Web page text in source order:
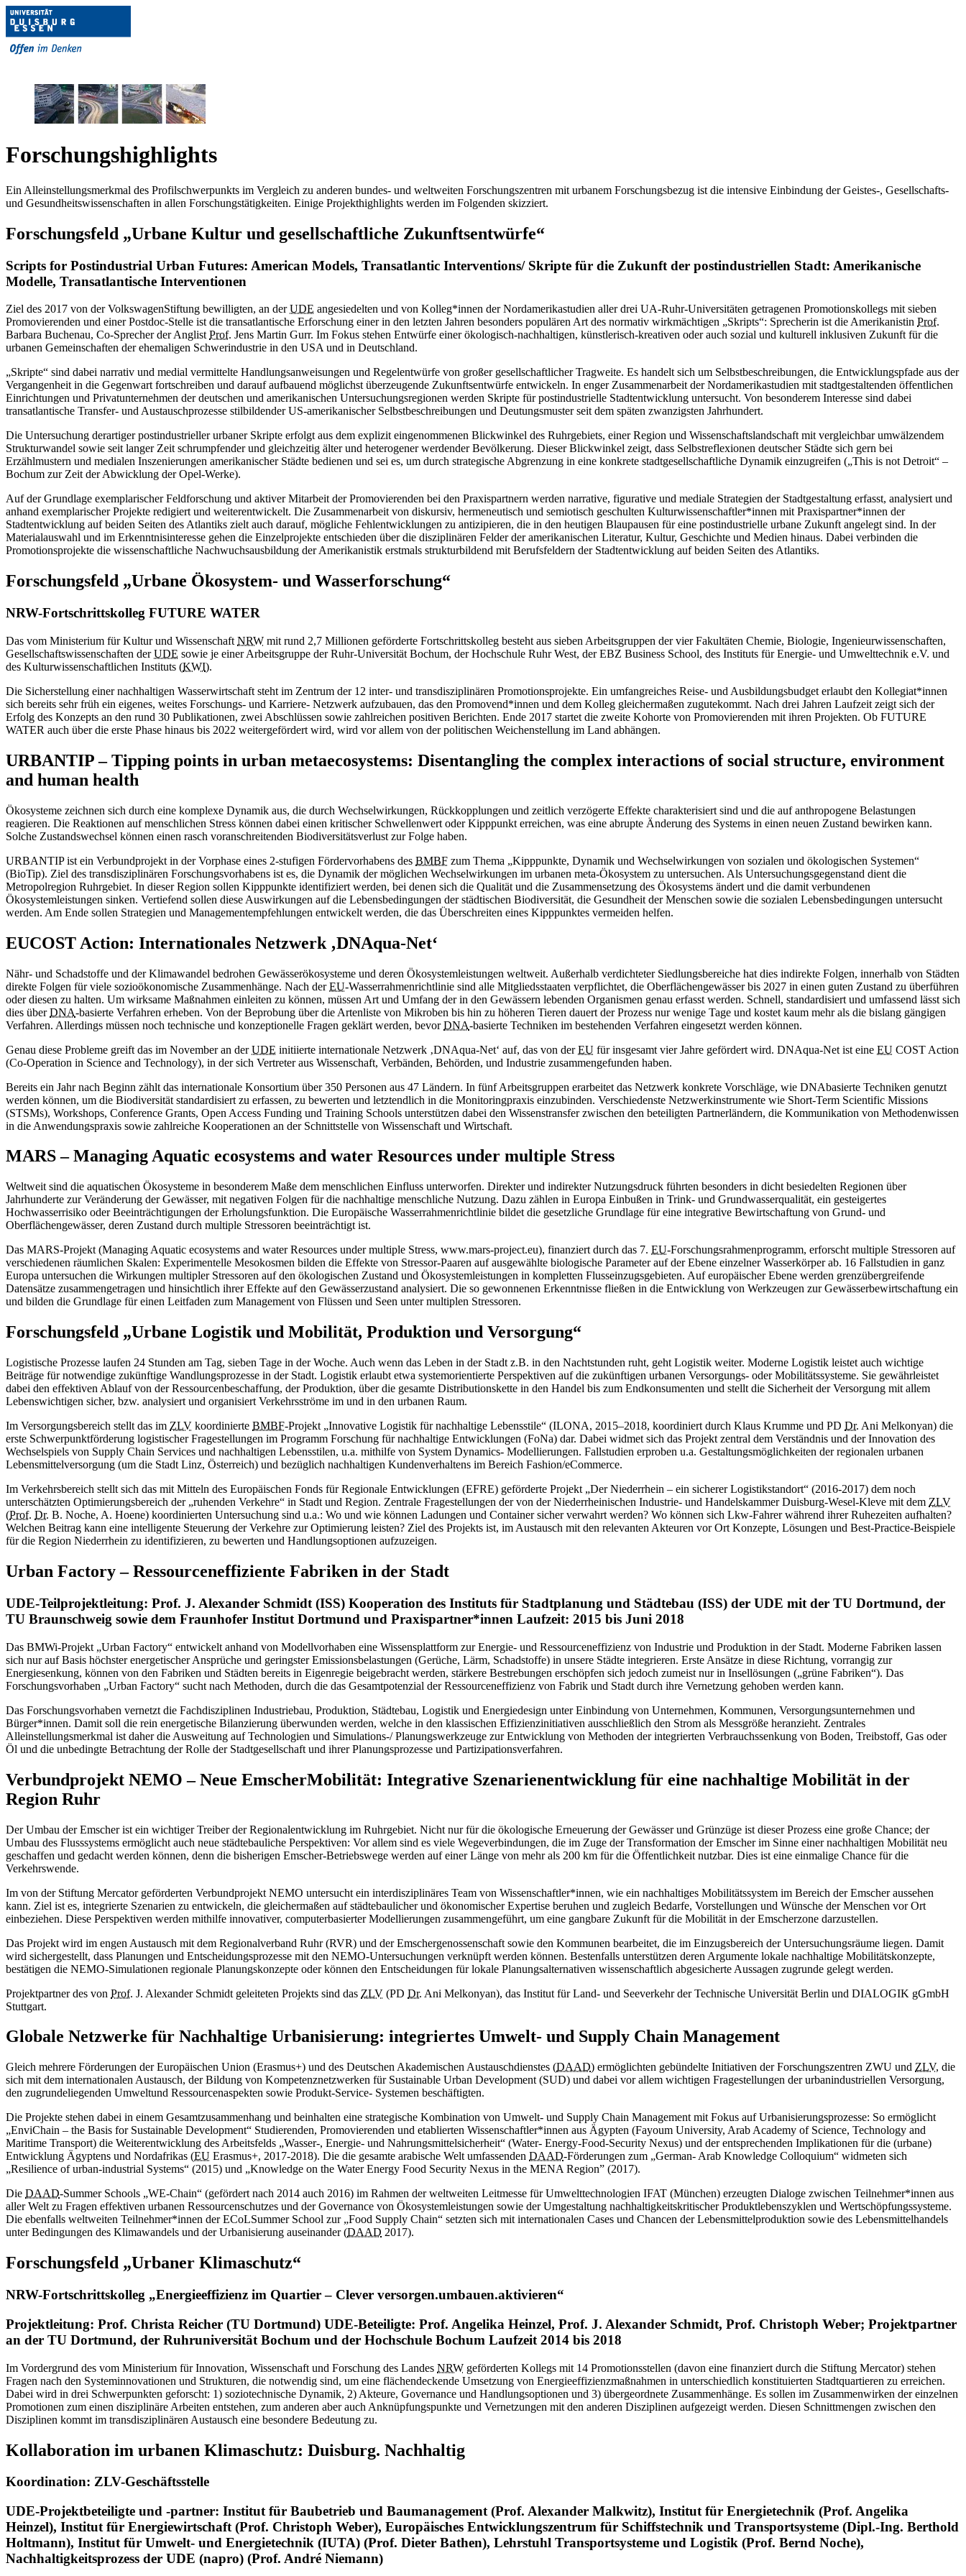
Forschungshighlights
Ein Alleinstellungsmerkmal des Profilschwerpunkts im Vergleich zu anderen bundes- und weltweiten Forschungszentren mit urbanem Forschungsbezug ist die intensive Einbindung der Geistes-, Gesellschafts-
und Gesundheitswissenschaften in allen Forschungstätigkeiten. Einige Projekthighlights werden im Folgenden skizziert.
Forschungsfeld „Urbane Kultur und gesellschaftliche Zukunftsentwürfe“
Scripts for Postindustrial Urban Futures: American Models, Transatlantic Interventions/ Skripte für die Zukunft der postindustriellen Stadt: Amerikanische
Modelle, Transatlantische Interventionen
Ziel des 2017 von der VolkswagenStiftung bewilligten, an derUDE angesiedelten und von Kolleg*innen der Nordamerikastudien aller drei UA-Ruhr-Universitäten getragenen Promotionskollegs mit sieben
Promovierenden und einer Postdoc-Stelle ist die transatlantische Erforschung einer in den letzten Jahren besonders populären Art des normativ wirkmächtigen „Skripts“: Sprecherin ist die Amerikanistin Prof.
Barbara Buchenau, Co-Sprecher der AnglistProf. Jens Martin Gurr. Im Fokus stehen Entwürfe einer ökologisch-nachhaltigen, künstlerisch-kreativen oder auch sozial und kulturell inklusiven Zukunft für die
urbanen Gemeinschaften der ehemaligen Schwerindustrie in den USA und in Deutschland.
„Skripte“ sind dabei narrativ und medial vermittelte Handlungsanweisungen und Regelentwürfe von großer gesellschaftlicher Tragweite. Es handelt sich um Selbstbeschreibungen, die Entwicklungspfade aus der
Vergangenheit in die Gegenwart fortschreiben und darauf aufbauend möglichst überzeugende Zukunftsentwürfe entwickeln. In enger Zusammenarbeit der Nordamerikastudien mit stadtgestaltenden öffentlichen
Einrichtungen und Privatunternehmen der deutschen und amerikanischen Untersuchungsregionen werden Skripte für postindustrielle Stadtentwicklung untersucht. Von besonderem Interesse sind dabei
transatlantische Transfer- und Austauschprozesse stilbildender US-amerikanischer Selbstbeschreibungen und Deutungsmuster seit dem späten zwanzigsten Jahrhundert.
Die Untersuchung derartiger postindustrieller urbaner Skripte erfolgt aus dem explizit eingenommenen Blickwinkel des Ruhrgebiets, einer Region und Wissenschaftslandschaft mit vergleichbar umwälzendem
Strukturwandel sowie seit langer Zeit schrumpfender und gleichzeitig älter und heterogener werdender Bevölkerung. Dieser Blickwinkel zeigt, dass Selbstreflexionen deutscher Städte sich gern bei
Erzählmustern und medialen Inszenierungen amerikanischer Städte bedienen und sei es, um durch strategische Abgrenzung in eine konkrete stadtgesellschaftliche Dynamik einzugreifen („This is not Detroit“ –
Bochum zur Zeit der Abwicklung der Opel-Werke).
Auf der Grundlage exemplarischer Feldforschung und aktiver Mitarbeit der Promovierenden bei den Praxispartnern werden narrative, figurative und mediale Strategien der Stadtgestaltung erfasst, analysiert und
anhand exemplarischer Projekte redigiert und weiterentwickelt. Die Zusammenarbeit von diskursiv, hermeneutisch und semiotisch geschulten Kulturwissenschaftler*innen mit Praxispartner*innen der
Stadtentwicklung auf beiden Seiten des Atlantiks zielt auch darauf, mögliche Fehlentwicklungen zu antizipieren, die in den heutigen Blaupausen für eine postindustrielle urbane Zukunft angelegt sind. In der
Materialauswahl und im Erkenntnisinteresse gehen die Einzelprojekte entschieden über die disziplinären Felder der amerikanischen Literatur, Kultur, Geschichte und Medien hinaus. Dabei verbinden die
Promotionsprojekte die wissenschaftliche Nachwuchsausbildung der Amerikanistik erstmals strukturbildend mit Berufsfeldern der Stadtentwicklung auf beiden Seiten des Atlantiks.
Forschungsfeld „Urbane Ökosystem- und Wasserforschung“
NRW-Fortschrittskolleg FUTURE WATER
Das vom Ministerium für Kultur und Wissenschaft NRW mit rund 2,7 Millionen geförderte Fortschrittskolleg besteht aus sieben Arbeitsgruppen der vier Fakultäten Chemie, Biologie, Ingenieurwissenschaften,
Gesellschaftswissenschaften derUDE sowie je einer Arbeitsgruppe der Ruhr-Universität Bochum, der Hochschule Ruhr West, der EBZ Business School, des Instituts für Energie- und Umwelttechnik e.V. und
des Kulturwissenschaftlichen Instituts (KWI).
Die Sicherstellung einer nachhaltigen Wasserwirtschaft steht im Zentrum der 12 inter- und transdisziplinären Promotionsprojekte. Ein umfangreiches Reise- und Ausbildungsbudget erlaubt den Kollegiat*innen
sich bereits sehr früh ein eigenes, weites Forschungs- und Karriere- Netzwerk aufzubauen, das den Promovend*innen und dem Kolleg gleichermaßen zugutekommt. Nach drei Jahren Laufzeit zeigt sich der
Erfolg des Konzepts an den rund 30 Publikationen, zwei Abschlüssen sowie zahlreichen positiven Berichten. Ende 2017 startet die zweite Kohorte von Promovierenden mit ihren Projekten. Ob FUTURE
WATER auch über die erste Phase hinaus bis 2022 weitergefördert wird, wird vor allem von der politischen Weichenstellung im Land abhängen.
URBANTIP – Tipping points in urban metaecosystems: Disentangling the complex interactions of social structure, environment
and human health
Ökosysteme zeichnen sich durch eine komplexe Dynamik aus, die durch Wechselwirkungen, Rückkopplungen und zeitlich verzögerte Effekte charakterisiert sind und die auf anthropogene Belastungen
reagieren. Die Reaktionen auf menschlichen Stress können dabei einen kritischer Schwellenwert oder Kipppunkt erreichen, was eine abrupte Änderung des Systems in einen neuen Zustand bewirken kann.
Solche Zustandswechsel können einen rasch voranschreitenden Biodiversitätsverlust zur Folge haben.
URBANTIP ist ein Verbundprojekt in der Vorphase eines 2-stufigen Fördervorhabens des BMBF zum Thema „Kipppunkte, Dynamik und Wechselwirkungen von sozialen und ökologischen Systemen“
(BioTip). Ziel des transdisziplinären Forschungsvorhabens ist es, die Dynamik der möglichen Wechselwirkungen im urbanen meta-Ökosystem zu untersuchen. Als Untersuchungsgegenstand dient die
Metropolregion Ruhrgebiet. In dieser Region sollen Kipppunkte identifiziert werden, bei denen sich die Qualität und die Zusammensetzung des Ökosystems ändert und die damit verbundenen
Ökosystemleistungen sinken. Vertiefend sollen diese Auswirkungen auf die Lebensbedingungen der städtischen Biodiversität, die Gesundheit der Menschen sowie die sozialen Lebensbedingungen untersucht
werden. Am Ende sollen Strategien und Managementempfehlungen entwickelt werden, die das Überschreiten eines Kipppunktes vermeiden helfen.
EUCOST Action: Internationales Netzwerk ‚DNAqua-Net‘
Nähr- und Schadstoffe und der Klimawandel bedrohen Gewässerökosysteme und deren Ökosystemleistungen weltweit. Außerhalb verdichteter Siedlungsbereiche hat dies indirekte Folgen, innerhalb von Städten
direkte Folgen für viele sozioökonomische Zusammenhänge. Nach derEU-Wasserrahmenrichtlinie sind alle Mitgliedsstaaten verpflichtet, die Oberflächengewässer bis 2027 in einen guten Zustand zu überführen
oder diesen zu halten. Um wirksame Maßnahmen einleiten zu können, müssen Art und Umfang der in den Gewässern lebenden Organismen genau erfasst werden. Schnell, standardisiert und umfassend lässt sich
dies überDNA-basierte Verfahren erheben. Von der Beprobung über die Artenliste von Mikroben bis hin zu höheren Tieren dauert der Prozess nur wenige Tage und kostet kaum mehr als die bislang gängigen
Verfahren. Allerdings müssen noch technische und konzeptionelle Fragen geklärt werden, bevorDNA-basierte Techniken im bestehenden Verfahren eingesetzt werden können.
Genau diese Probleme greift das im November an derUDE initiierte internationale Netzwerk ‚DNAqua-Net‘ auf, das von derEU für insgesamt vier Jahre gefördert wird. DNAqua-Net ist eine EU COST Action
(Co-Operation in Science and Technology), in der sich Vertreter aus Wissenschaft, Verbänden, Behörden, und Industrie zusammengefunden haben.
Bereits ein Jahr nach Beginn zählt das internationale Konsortium über 350 Personen aus 47 Ländern. In fünf Arbeitsgruppen erarbeitet das Netzwerk konkrete Vorschläge, wie DNAbasierte Techniken genutzt
werden können, um die Biodiversität standardisiert zu erfassen, zu bewerten und letztendlich in die Monitoringpraxis einzubinden. Verschiedenste Netzwerkinstrumente wie Short-Term Scientific Missions
(STSMs), Workshops, Conference Grants, Open Access Funding und Training Schools unterstützen dabei den Wissenstransfer zwischen den beteiligten Partnerländern, die Kommunikation von Methodenwissen
in die Anwendungspraxis sowie zahlreiche Kooperationen an der Schnittstelle von Wissenschaft und Wirtschaft.
MARS – Managing Aquatic ecosystems and water Resources under multiple Stress
Weltweit sind die aquatischen Ökosysteme in besonderem Maße dem menschlichen Einfluss unterworfen. Direkter und indirekter Nutzungsdruck führten besonders in dicht besiedelten Regionen über
Jahrhunderte zur Veränderung der Gewässer, mit negativen Folgen für die nachhaltige menschliche Nutzung. Dazu zählen in Europa Einbußen in Trink- und Grundwasserqualität, ein gesteigertes
Hochwasserrisiko oder Beeinträchtigungen der Erholungsfunktion. Die Europäische Wasserrahmenrichtlinie bildet die gesetzliche Grundlage für eine integrative Bewirtschaftung von Grund- und
Oberflächengewässer, deren Zustand durch multiple Stressoren beeinträchtigt ist.
Das MARS-Projekt (Managing Aquatic ecosystems and water Resources under multiple Stress, www.mars-project.eu), finanziert durch das 7. EU-Forschungsrahmenprogramm, erforscht multiple Stressoren auf
verschiedenen räumlichen Skalen: Experimentelle Mesokosmen bilden die Effekte von Stressor-Paaren auf ausgewählte biologische Parameter auf der Ebene einzelner Wasserkörper ab. 16 Fallstudien in ganz
Europa untersuchen die Wirkungen multipler Stressoren auf den ökologischen Zustand und Ökosystemleistungen in kompletten Flusseinzugsgebieten. Auf europäischer Ebene werden grenzübergreifende
Datensätze zusammengetragen und hinsichtlich ihrer Effekte auf den Gewässerzustand analysiert. Die so gewonnenen Erkenntnisse fließen in die Entwicklung von Werkzeugen zur Gewässerbewirtschaftung ein
und bilden die Grundlage für einen Leitfaden zum Management von Flüssen und Seen unter multiplen Stressoren.
Forschungsfeld „Urbane Logistik und Mobilität, Produktion und Versorgung“
Logistische Prozesse laufen 24 Stunden am Tag, sieben Tage in der Woche. Auch wenn das Leben in der Stadt z.B. in den Nachtstunden ruht, geht Logistik weiter. Moderne Logistik leistet auch wichtige
Beiträge für notwendige zukünftige Wandlungsprozesse in der Stadt. Logistik erlaubt etwa systemorientierte Perspektiven auf die zukünftigen urbanen Versorgungs- oder Mobilitätssysteme. Sie gewährleistet
dabei den effektiven Ablauf von der Ressourcenbeschaffung, der Produktion, über die gesamte Distributionskette in den Handel bis zum Endkonsumenten und stellt die Sicherheit der Versorgung mit allem
Lebenswichtigen sicher, bzw. analysiert und organisiert Verkehrsströme im und in den urbanen Raum.
Im Versorgungsbereich stellt das im ZLV koordinierte BMBF-Projekt „Innovative Logistik für nachhaltige Lebensstile“ (ILONA, 2015–2018, koordiniert durch Klaus Krumme und PD Dr. Ani Melkonyan) die
erste Schwerpunktförderung logistischer Fragestellungen im Programm Forschung für nachhaltige Entwicklungen (FoNa) dar. Dabei widmet sich das Projekt zentral dem Verständnis und der Innovation des
Wechselspiels von Supply Chain Services und nachhaltigen Lebensstilen, u.a. mithilfe von System Dynamics- Modellierungen. Fallstudien erproben u.a. Gestaltungsmöglichkeiten der regionalen urbanen
Lebensmittelversorgung (um die Stadt Linz, Österreich) und bezüglich nachhaltigen Kundenverhaltens im Bereich Fashion/eCommerce.
Im Verkehrsbereich stellt sich das mit Mitteln des Europäischen Fonds für Regionale Entwicklungen (EFRE) geförderte Projekt „Der Niederrhein – ein sicherer Logistikstandort“ (2016-2017) dem noch
unterschätzten Optimierungsbereich der „ruhenden Verkehre“ in Stadt und Region. Zentrale Fragestellungen der von der Niederrheinischen Industrie- und Handelskammer Duisburg-Wesel-Kleve mit dem ZLV
(Prof. Dr. B. Noche, A. Hoene) koordinierten Untersuchung sind u.a.: Wo und wie können Ladungen und Container sicher verwahrt werden? Wo können sich Lkw-Fahrer während ihrer Ruhezeiten aufhalten?
Welchen Beitrag kann eine intelligente Steuerung der Verkehre zur Optimierung leisten? Ziel des Projekts ist, im Austausch mit den relevanten Akteuren vor Ort Konzepte, Lösungen und Best-Practice-Beispiele
für die Region Niederrhein zu identifizieren, zu bewerten und Handlungsoptionen aufzuzeigen.
Urban Factory – Ressourceneffiziente Fabriken in der Stadt
UDE-Teilprojektleitung: Prof. J. Alexander Schmidt (ISS) Kooperation des Instituts für Stadtplanung und Städtebau (ISS) der UDE mit der TU Dortmund, der
TU Braunschweig sowie dem Fraunhofer Institut Dortmund und Praxispartner*innen Laufzeit: 2015 bis Juni 2018
Das BMWi-Projekt „Urban Factory“ entwickelt anhand von Modellvorhaben eine Wissensplattform zur Energie- und Ressourceneffizienz von Industrie und Produktion in der Stadt. Moderne Fabriken lassen
sich nur auf Basis höchster energetischer Ansprüche und geringster Emissionsbelastungen (Gerüche, Lärm, Schadstoffe) in unsere Städte integrieren. Erste Ansätze in diese Richtung, vorrangig zur
Energiesenkung, können von den Fabriken und Städten bereits in Eigenregie beigebracht werden, stärkere Bestrebungen erschöpfen sich jedoch zumeist nur in Insellösungen („grüne Fabriken“). Das
Forschungsvorhaben „Urban Factory“ sucht nach Methoden, durch die das Gesamtpotenzial der Ressourceneffizienz von Fabrik und Stadt durch ihre Vernetzung gehoben werden kann.
Das Forschungsvorhaben vernetzt die Fachdisziplinen Industriebau, Produktion, Städtebau, Logistik und Energiedesign unter Einbindung von Unternehmen, Kommunen, Versorgungsunternehmen und
Bürger*innen. Damit soll die rein energetische Bilanzierung überwunden werden, welche in den klassischen Effizienzinitiativen ausschließlich den Strom als Messgröße heranzieht. Zentrales
Alleinstellungsmerkmal ist daher die Ausweitung auf Technologien und Simulations-/ Planungswerkzeuge zur Entwicklung von Methoden der integrierten Verbrauchssenkung von Boden, Treibstoff, Gas oder
Öl und die unbedingte Betrachtung der Rolle der Stadtgesellschaft und ihrer Planungsprozesse und Partizipationsverfahren.
Verbundprojekt NEMO – Neue EmscherMobilität: Integrative Szenarienentwicklung für eine nachhaltige Mobilität in der
Region Ruhr
Der Umbau der Emscher ist ein wichtiger Treiber der Regionalentwicklung im Ruhrgebiet. Nicht nur für die ökologische Erneuerung der Gewässer und Grünzüge ist dieser Prozess eine große Chance; der
Umbau des Flusssystems ermöglicht auch neue städtebauliche Perspektiven: Vor allem sind es viele Wegeverbindungen, die im Zuge der Transformation der Emscher im Sinne einer nachhaltigen Mobilität neu
geschaffen und gedacht werden können, denn die bisherigen Emscher-Betriebswege werden auf einer Länge von mehr als 200 km für die Öffentlichkeit nutzbar. Dies ist eine einmalige Chance für die
Verkehrswende.
Im von der Stiftung Mercator geförderten Verbundprojekt NEMO untersucht ein interdisziplinäres Team von Wissenschaftler*innen, wie ein nachhaltiges Mobilitätssystem im Bereich der Emscher aussehen
kann. Ziel ist es, integrierte Szenarien zu entwickeln, die gleichermaßen auf städtebaulicher und ökonomischer Expertise beruhen und zugleich Bedarfe, Vorstellungen und Wünsche der Menschen vor Ort
einbeziehen. Diese Perspektiven werden mithilfe innovativer, computerbasierter Modellierungen zusammengeführt, um eine gangbare Zukunft für die Mobilität in der Emscherzone darzustellen.
Das Projekt wird im engen Austausch mit dem Regionalverband Ruhr (RVR) und der Emschergenossenschaft sowie den Kommunen bearbeitet, die im Einzugsbereich der Untersuchungsräume liegen. Damit
wird sichergestellt, dass Planungen und Entscheidungsprozesse mit den NEMO-Untersuchungen verknüpft werden können. Bestenfalls unterstützen deren Argumente lokale nachhaltige Mobilitätskonzepte,
bestätigen die NEMO-Simulationen regionale Planungskonzepte oder können den Entscheidungen für lokale Planungsalternativen wissenschaftlich abgesicherte Aussagen zugrunde gelegt werden.
Projektpartner des von Prof. J. Alexander Schmidt geleiteten Projekts sind das ZLV (PD Dr. Ani Melkonyan), das Institut für Land- und Seeverkehr der Technische Universität Berlin und DIALOGIK gGmbH
Stuttgart.
Globale Netzwerke für Nachhaltige Urbanisierung: integriertes Umwelt- und Supply Chain Management
Gleich mehrere Förderungen der Europäischen Union (Erasmus+) und des Deutschen Akademischen Austauschdienstes (DAAD) ermöglichten gebündelte Initiativen der Forschungszentren ZWU und ZLV, die
sich mit dem internationalen Austausch, der Bildung von Kompetenznetzwerken für Sustainable Urban Development (SUD) und dabei vor allem wichtigen Fragestellungen der urbanindustriellen Versorgung,
den zugrundeliegenden Umweltund Ressourcenaspekten sowie Produkt-Service- Systemen beschäftigten.
Die Projekte stehen dabei in einem Gesamtzusammenhang und beinhalten eine strategische Kombination von Umwelt- und Supply Chain Management mit Fokus auf Urbanisierungsprozesse: So ermöglicht
„EnviChain – the Basis for Sustainable Development“ Studierenden, Promovierenden und etablierten Wissenschaftler*innen aus Ägypten (Fayoum University, Arab Academy of Science, Technology and
Maritime Transport) die Weiterentwicklung des Arbeitsfelds „Wasser-, Energie- und Nahrungsmittelsicherheit“ (Water- Energy-Food-Security Nexus) und der entsprechenden Implikationen für die (urbane)
Entwicklung Ägyptens und Nordafrikas (EU Erasmus+, 2017-2018). Die die gesamte arabische Welt umfassenden DAAD-Förderungen zum „German- Arab Knowledge Colloquium“ widmeten sich
„Resilience of urban-industrial Systems“ (2015) und „Knowledge on the Water Energy Food Security Nexus in the MENA Region” (2017).
Die DAAD-Summer Schools „WE-Chain“ (gefördert nach 2014 auch 2016) im Rahmen der weltweiten Leitmesse für Umwelttechnologien IFAT (München) erzeugten Dialoge zwischen Teilnehmer*innen aus
aller Welt zu Fragen effektiven urbanen Ressourcenschutzes und der Governance von Ökosystemleistungen sowie der Umgestaltung nachhaltigkeitskritischer Produktlebenszyklen und Wertschöpfungssysteme.
Die ebenfalls weltweiten Teilnehmer*innen der ECoLSummer School zur „Food Supply Chain“ setzten sich mit internationalen Cases und Chancen der Lebensmittelproduktion sowie des Lebensmittelhandels
unter Bedingungen des Klimawandels und der Urbanisierung auseinander (DAAD 2017).
Forschungsfeld „Urbaner Klimaschutz“
NRW-Fortschrittskolleg „Energieeffizienz im Quartier – Clever versorgen.umbauen.aktivieren“
Projektleitung: Prof. Christa Reicher (TU Dortmund) UDE-Beteiligte: Prof. Angelika Heinzel, Prof. J. Alexander Schmidt, Prof. Christoph Weber; Projektpartner
an der TU Dortmund, der Ruhruniversität Bochum und der Hochschule Bochum Laufzeit 2014 bis 2018
Im Vordergrund des vom Ministerium für Innovation, Wissenschaft und Forschung des Landes NRW geförderten Kollegs mit 14 Promotionsstellen (davon eine finanziert durch die Stiftung Mercator) stehen
Fragen nach den Systeminnovationen und Strukturen, die notwendig sind, um eine flächendeckende Umsetzung von Energieeffizienzmaßnahmen in unterschiedlich konstituierten Stadtquartieren zu erreichen.
Dabei wird in drei Schwerpunkten geforscht: 1) soziotechnische Dynamik, 2) Akteure, Governance und Handlungsoptionen und 3) übergeordnete Zusammenhänge. Es sollen im Zusammenwirken der einzelnen
Promotionen zum einen disziplinäre Arbeiten entstehen, zum anderen aber auch Anknüpfungspunkte und Vernetzungen mit den anderen Disziplinen aufgezeigt werden. Diesen Schnittmengen zwischen den
Disziplinen kommt im transdisziplinären Austausch eine besondere Bedeutung zu.
Kollaboration im urbanen Klimaschutz: Duisburg. Nachhaltig
Koordination: ZLV-Geschäftsstelle
UDE-Projektbeteiligte und -partner: Institut für Baubetrieb und Baumanagement (Prof. Alexander Malkwitz), Institut für Energietechnik (Prof. Angelika
Heinzel), Institut für Energiewirtschaft (Prof. Christoph Weber), Europäisches Entwicklungszentrum für Schiffstechnik und Transportsysteme (Dipl.-Ing. Berthold
Holtmann), Institut für Umwelt- und Energietechnik (IUTA) (Prof. Dieter Bathen), Lehrstuhl Transportsysteme und Logistik (Prof. Bernd Noche),
Nachhaltigkeitsprozess der UDE (napro) (Prof. André Niemann)